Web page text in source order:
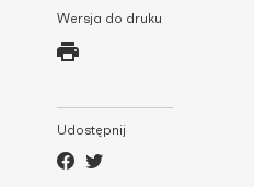
Wersja do druku
Udostępnij